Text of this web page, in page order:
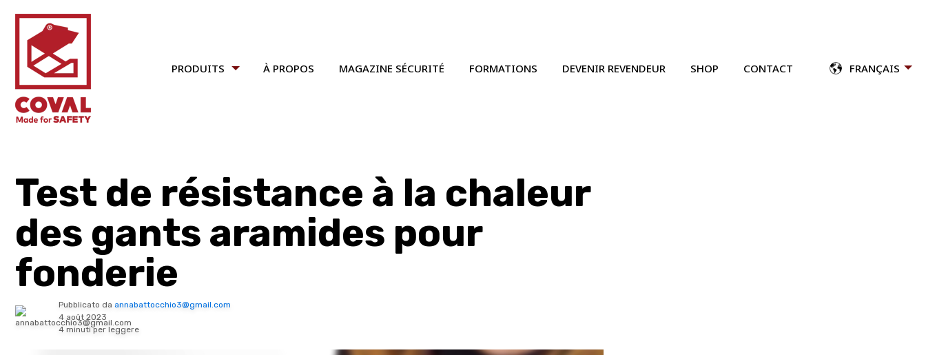
PRODUITS À PROPOS MAGAZINE SÉCURITÉ FORMATIONS DEVENIR REVENDEUR SHOP CONTACT FRANÇAIS
Test de résistance à la chaleur
des gants aramides pour
fonderie
Pubblicato da annabattocchio3@gmail.com
4 août 2023
4 minuti per leggere